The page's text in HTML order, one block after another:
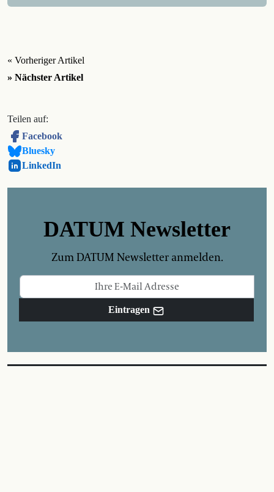
« Vorheriger Artikel
» Nächster Artikel
Teilen auf:
Facebook
Bluesky
LinkedIn
DATUM Newsletter
Zum DATUM Newsletter anmelden.
Eintragen